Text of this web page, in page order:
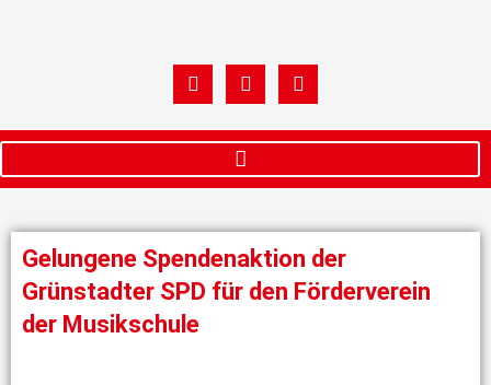
W
h
t
a
F
a
e
b
o
I
n
t
g
m
Gelungene Spendenaktion der
Grünstadter SPD für den Förderverein
der Musikschule